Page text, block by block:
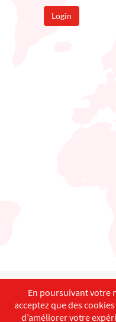
Login
English
Copyright ©ISEC-AdW
En poursuivant votre
acceptez que des
d’améliorer votre